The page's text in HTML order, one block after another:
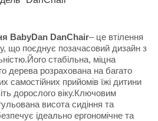
BabyDan DanChair– це втілення
що поєднує позачасовий дизайн з
стабільна, міцна
дерева розрахована на багато
самостійних прийомів їжі дитини
дорослого віку.Ключовим
висота сидіння та
ідеально ергономічне та